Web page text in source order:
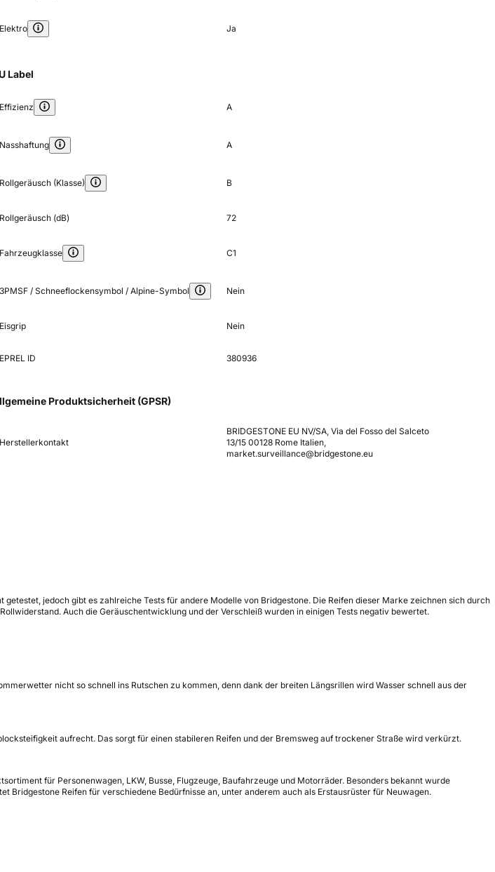
Elektro Ja
Label
Effizienz A
Nasshaftung A
Rollgeräusch (Klasse) B
Rollgeräusch (dB) 72
Fahrzeugklasse C1
3PMSF / Schneeflockensymbol / Alpine-Symbol Nein
Eisgrip Nein
EPREL ID 380936
Produktsicherheit (GPSR)
Herstellerkontakt
BRIDGESTONE EU NV/SA, Via del Fosso del Salceto
13/15 00128 Rome Italien,
market.surveillance@bridgestone.eu
jedoch gibt es zahlreiche Tests für andere Modelle von Bridgestone. Die Reifen dieser Marke zeichnen sich durch
Auch die Geräuschentwicklung und der Verschleiß wurden in einigen Tests negativ bewertet.
nicht so schnell ins Rutschen zu kommen, denn dank der breiten Längsrillen wird Wasser schnell aus der
aufrecht. Das sorgt für einen stabileren Reifen und der Bremsweg auf trockener Straße wird verkürzt.
für Personenwagen, LKW, Busse, Flugzeuge, Baufahrzeuge und Motorräder. Besonders bekannt wurde
Bridgestone Reifen für verschiedene Bedürfnisse an, unter anderem auch als Erstausrüster für Neuwagen.